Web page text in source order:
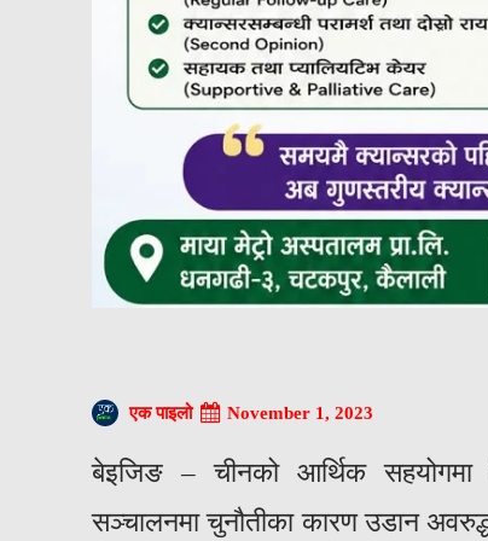
एक पाइलो November 1, 2023
बेइजिङ – चीनको आर्थिक सहयोगमा
सञ्चालनमा चुनौतीका कारण उडान